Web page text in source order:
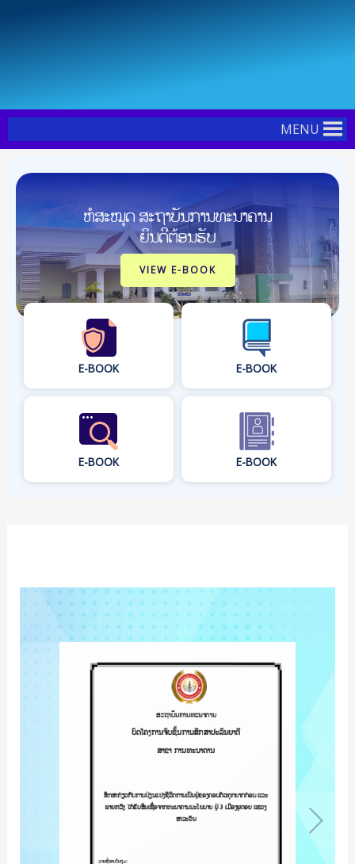
MENU
ຫໍສະໝຸດ ສະຖາບັນການທະນາຄານ
ຍິນດີຕ້ອນຮັບ
VIEW E-BOOK
E-BOOK E-BOOK
E-BOOK E-BOOK